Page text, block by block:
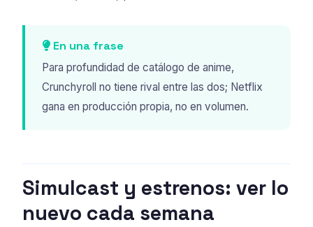
En una frase
Para profundidad de catálogo de anime,
Crunchyroll no tiene rival entre las dos; Netflix
gana en producción propia, no en volumen.
Simulcast y estrenos: ver lo
nuevo cada semana